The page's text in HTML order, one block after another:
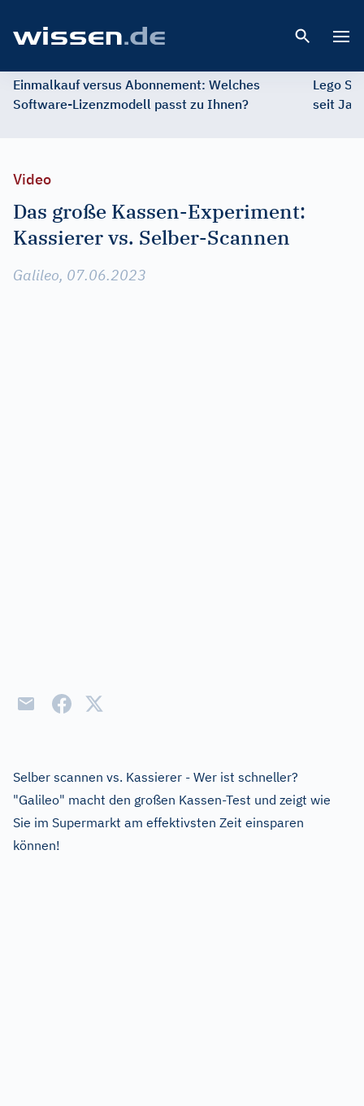
Einmalkauf versus Abonnement: Welches
Software-Lizenzmodell passt zu Ihnen?
Lego
seit
Video
Das große Kassen-Experiment:
Kassierer vs. Selber-Scannen
Galileo, 07.06.2023
Selber scannen vs. Kassierer - Wer ist schneller?
"Galileo" macht den großen Kassen-Test und zeigt wie
Sie im Supermarkt am effektivsten Zeit einsparen
können!